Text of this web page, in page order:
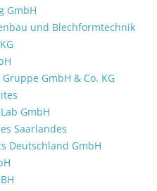
GmbH
und Blechformtechnik
GmbH & Co. KG
GmbH
Saarlandes
Deutschland GmbH